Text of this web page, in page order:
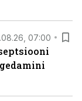
07:00